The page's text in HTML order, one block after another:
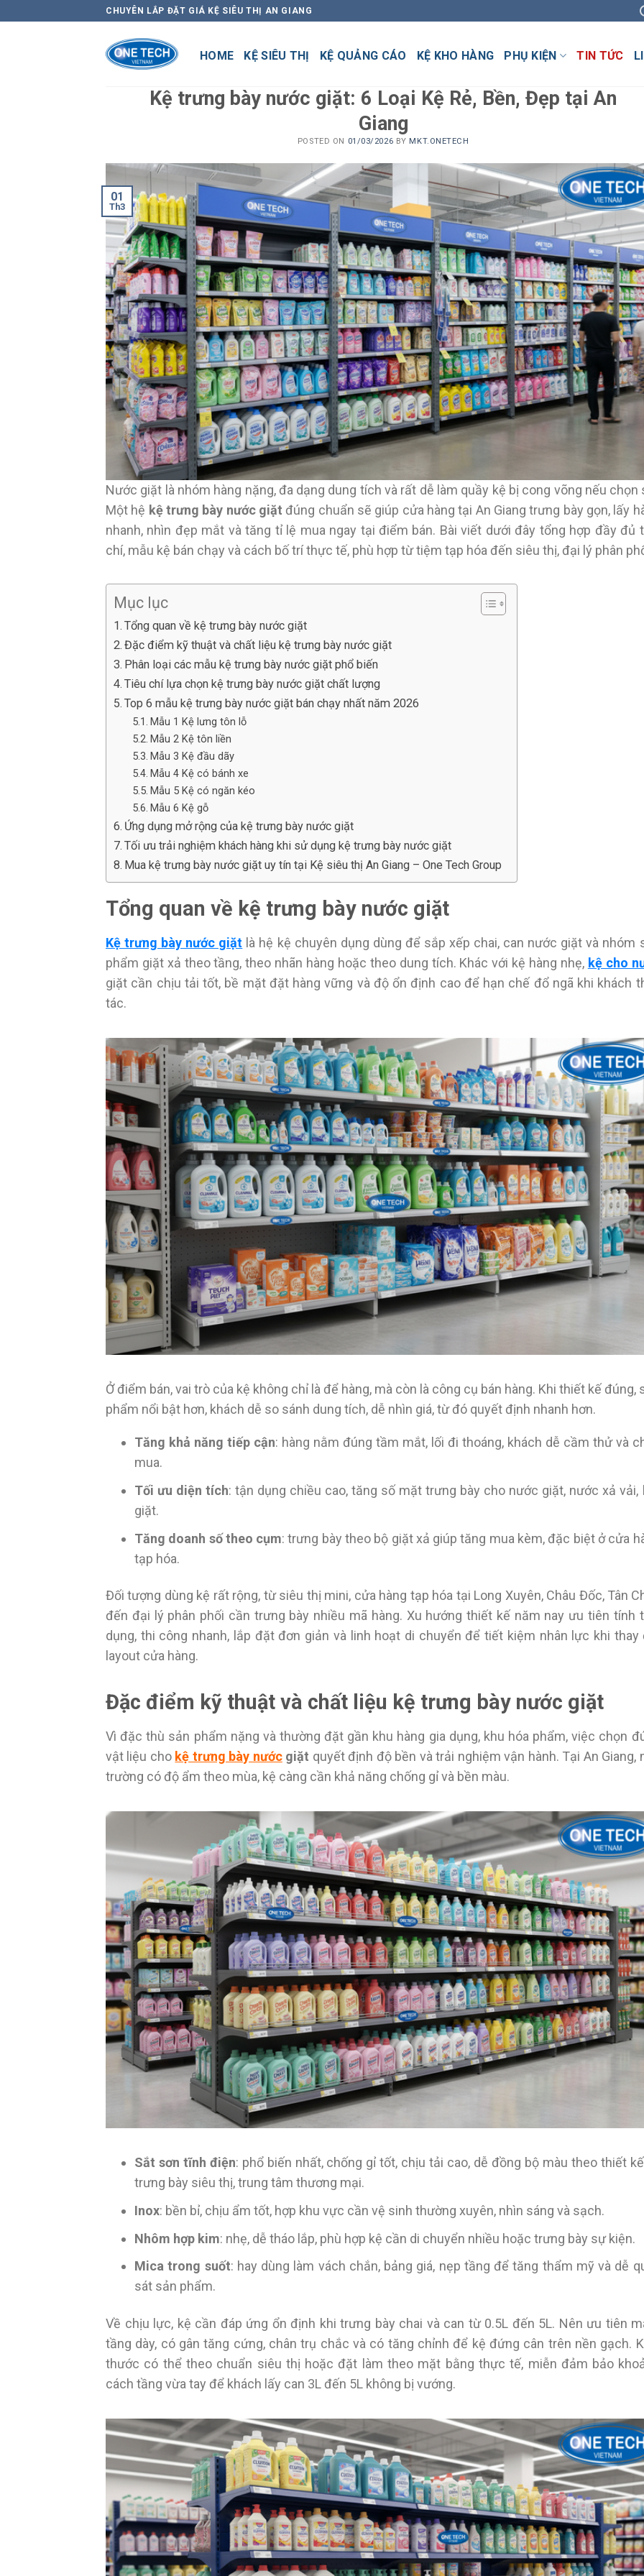
to
CHUYÊN LẮP ĐẶT GIÁ KỆ SIÊU THỊ AN GIANG
HOME KỆ SIÊU THỊ KỆ QUẢNG CÁO KỆ KHO HÀNG PHỤ KIỆN TIN TỨC
Kệ trưng bày nước giặt: 6 Loại Kệ Rẻ, Bền, Đẹp tại An
Giang
POSTED ON 01/03/2026 BY MKT.ONETECH
01
Th3
Nước giặt là nhóm hàng nặng, đa dạng dung tích và rất dễ làm quầy kệ bị cong võng nếu chọn
Một hệ kệ trưng bày nước giặt đúng chuẩn sẽ giúp cửa hàng tại An Giang trưng bày gọn, lấy
nhanh, nhìn đẹp mắt và tăng tỉ lệ mua ngay tại điểm bán. Bài viết dưới đây tổng hợp đầy đủ
chí, mẫu kệ bán chạy và cách bố trí thực tế, phù hợp từ tiệm tạp hóa đến siêu thị, đại lý phân
Mục lục
Tổng quan về kệ trưng bày nước giặt
Đặc điểm kỹ thuật và chất liệu kệ trưng bày nước giặt
Phân loại các mẫu kệ trưng bày nước giặt phổ biến
Tiêu chí lựa chọn kệ trưng bày nước giặt chất lượng
Top 6 mẫu kệ trưng bày nước giặt bán chạy nhất năm 2026
Mẫu 1 Kệ lưng tôn lỗ
Mẫu 2 Kệ tôn liền
Mẫu 3 Kệ đầu dãy
Mẫu 4 Kệ có bánh xe
Mẫu 5 Kệ có ngăn kéo
Mẫu 6 Kệ gỗ
Ứng dụng mở rộng của kệ trưng bày nước giặt
Tối ưu trải nghiệm khách hàng khi sử dụng kệ trưng bày nước giặt
Mua kệ trưng bày nước giặt uy tín tại Kệ siêu thị An Giang – One Tech Group
Tổng quan về kệ trưng bày nước giặt
Kệ trưng bày nước giặt là hệ kệ chuyên dụng dùng để sắp xếp chai, can nước giặt và nhóm
phẩm giặt xả theo tầng, theo nhãn hàng hoặc theo dung tích. Khác với kệ hàng nhẹ, kệ cho
giặt cần chịu tải tốt, bề mặt đặt hàng vững và độ ổn định cao để hạn chế đổ ngã khi khách
tác.
Ở điểm bán, vai trò của kệ không chỉ là để hàng, mà còn là công cụ bán hàng. Khi thiết kế đúng,
phẩm nổi bật hơn, khách dễ so sánh dung tích, dễ nhìn giá, từ đó quyết định nhanh hơn.
Tăng khả năng tiếp cận: hàng nằm đúng tầm mắt, lối đi thoáng, khách dễ cầm thử và
mua.
Tối ưu diện tích: tận dụng chiều cao, tăng số mặt trưng bày cho nước giặt, nước xả vải,
giặt.
Tăng doanh số theo cụm: trưng bày theo bộ giặt xả giúp tăng mua kèm, đặc biệt ở cửa
tạp hóa.
Đối tượng dùng kệ rất rộng, từ siêu thị mini, cửa hàng tạp hóa tại Long Xuyên, Châu Đốc, Tân
đến đại lý phân phối cần trưng bày nhiều mã hàng. Xu hướng thiết kế năm nay ưu tiên tính
dụng, thi công nhanh, lắp đặt đơn giản và linh hoạt di chuyển để tiết kiệm nhân lực khi thay
layout cửa hàng.
Đặc điểm kỹ thuật và chất liệu kệ trưng bày nước giặt
Vì đặc thù sản phẩm nặng và thường đặt gần khu hàng gia dụng, khu hóa phẩm, việc chọn
vật liệu cho kệ trưng bày nướcgiặt quyết định độ bền và trải nghiệm vận hành. Tại An Giang,
trường có độ ẩm theo mùa, kệ càng cần khả năng chống gỉ và bền màu.
Sắt sơn tĩnh điện: phổ biến nhất, chống gỉ tốt, chịu tải cao, dễ đồng bộ màu theo thiết
trưng bày siêu thị, trung tâm thương mại.
Inox: bền bỉ, chịu ẩm tốt, hợp khu vực cần vệ sinh thường xuyên, nhìn sáng và sạch.
Nhôm hợp kim: nhẹ, dễ tháo lắp, phù hợp kệ cần di chuyển nhiều hoặc trưng bày sự kiện.
Mica trong suốt: hay dùng làm vách chắn, bảng giá, nẹp tầng để tăng thẩm mỹ và dễ
sát sản phẩm.
Về chịu lực, kệ cần đáp ứng ổn định khi trưng bày chai và can từ 0.5L đến 5L. Nên ưu tiên
tầng dày, có gân tăng cứng, chân trụ chắc và có tăng chỉnh để kệ đứng cân trên nền gạch.
thước có thể theo chuẩn siêu thị hoặc đặt làm theo mặt bằng thực tế, miễn đảm bảo
cách tầng vừa tay để khách lấy can 3L đến 5L không bị vướng.